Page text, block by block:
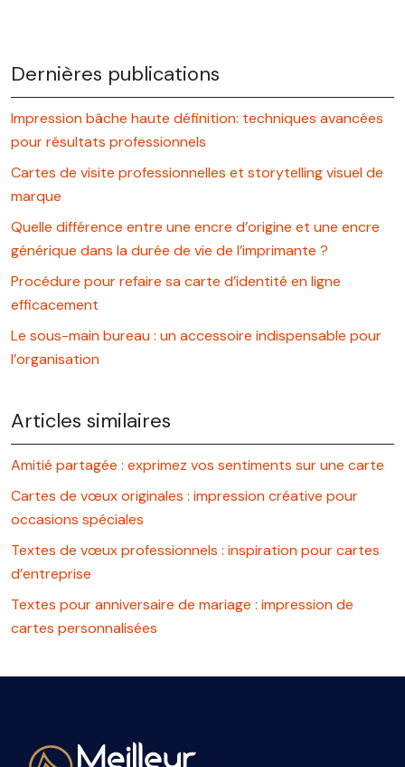
Dernières publications
Impression bâche haute définition: techniques avancées
pour résultats professionnels
Cartes de visite professionnelles et storytelling visuel de
marque
Quelle différence entre une encre d’origine et une encre
générique dans la durée de vie de l’imprimante ?
Procédure pour refaire sa carte d’identité en ligne
efficacement
Le sous-main bureau : un accessoire indispensable pour
l’organisation
Articles similaires
Amitié partagée : exprimez vos sentiments sur une carte
Cartes de vœux originales : impression créative pour
occasions spéciales
Textes de vœux professionnels : inspiration pour cartes
d’entreprise
Textes pour anniversaire de mariage : impression de
cartes personnalisées